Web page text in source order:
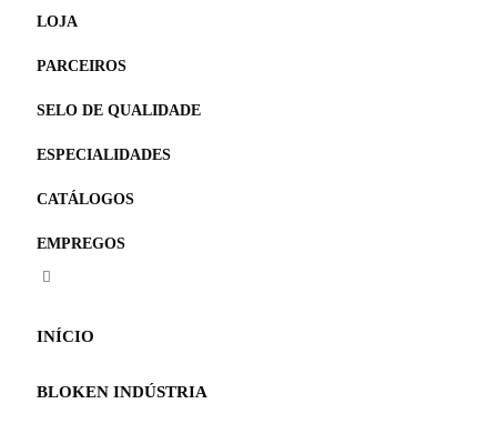
LOJA
PARCEIROS
SELO DE QUALIDADE
ESPECIALIDADES
CATÁLOGOS
EMPREGOS
INÍCIO
BLOKEN INDÚSTRIA